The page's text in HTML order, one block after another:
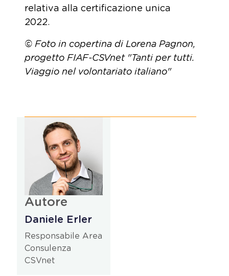
relativa alla certificazione unica
2022.
© Foto in copertina di Lorena Pagnon,
progetto FIAF-CSVnet "Tanti per tutti.
Viaggio nel volontariato italiano"
Autore
Daniele Erler
Responsabile Area
Consulenza
CSVnet